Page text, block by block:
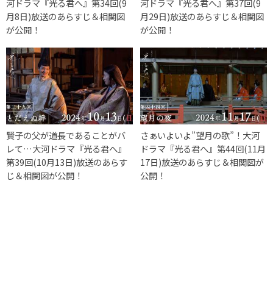
河ドラマ『光る君へ』第34回(9
月8日)放送のあらすじ＆相関図
が公開！
河ドラマ『光る君へ』第37回(9
月29日)放送のあらすじ＆相関図
が公開！
賢子の父が道長であることがバ
レて…大河ドラマ『光る君へ』
第39回(10月13日)放送のあらす
じ＆相関図が公開！
さぁいよいよ”望月の歌”！大河
ドラマ『光る君へ』第44回(11月
17日)放送のあらすじ＆相関図が
公開！